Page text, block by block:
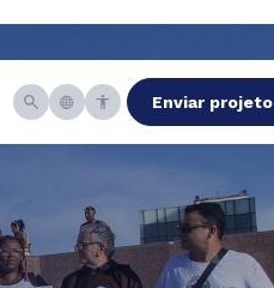
Enviar projeto